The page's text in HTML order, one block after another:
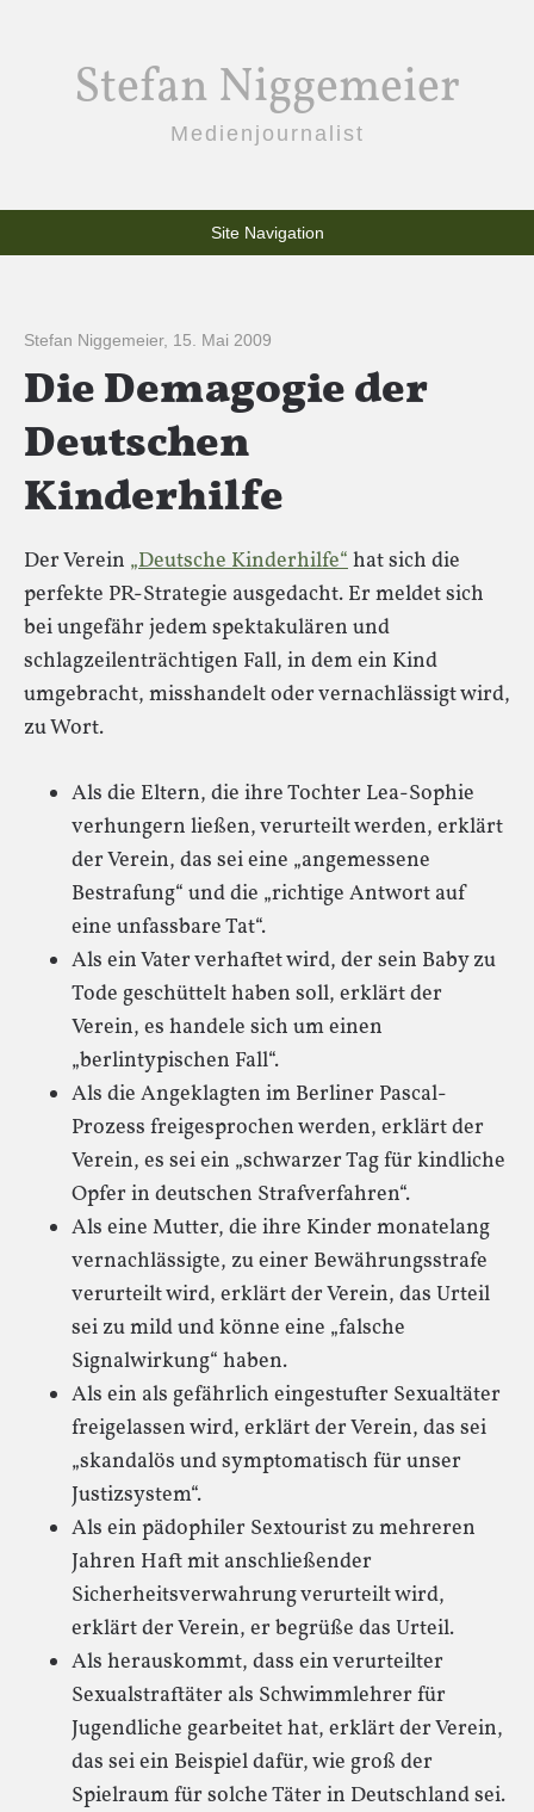
Stefan Niggemeier
Medienjournalist
Site Navigation
Stefan Niggemeier, 15. Mai 2009
Die Demagogie der
Deutschen
Kinderhilfe
Der Verein „Deutsche Kinderhilfe“hat sich die
perfekte PR-Strategie ausgedacht. Er meldet sich
bei ungefähr jedem spektakulären und
schlagzeilenträchtigen Fall, in dem ein Kind
umgebracht, misshandelt oder vernachlässigt wird,
zu Wort.
Als die Eltern, die ihre Tochter Lea-Sophie
verhungern ließen, verurteilt werden, erklärt
der Verein, das sei eine „angemessene
Bestrafung“ und die „richtige Antwort auf
eine unfassbare Tat“.
Als ein Vater verhaftet wird, der sein Baby zu
Tode geschüttelt haben soll, erklärt der
Verein, es handele sich um einen
„berlintypischen Fall“.
Als die Angeklagten im Berliner Pascal-
Prozess freigesprochen werden, erklärt der
Verein, es sei ein „schwarzer Tag für kindliche
Opfer in deutschen Strafverfahren“.
Als eine Mutter, die ihre Kinder monatelang
vernachlässigte, zu einer Bewährungsstrafe
verurteilt wird, erklärt der Verein, das Urteil
sei zu mild und könne eine „falsche
Signalwirkung“ haben.
Als ein als gefährlich eingestufter Sexualtäter
freigelassen wird, erklärt der Verein, das sei
„skandalös und symptomatisch für unser
Justizsystem“.
Als ein pädophiler Sextourist zu mehreren
Jahren Haft mit anschließender
Sicherheitsverwahrung verurteilt wird,
erklärt der Verein, er begrüße das Urteil.
Als herauskommt, dass ein verurteilter
Sexualstraftäter als Schwimmlehrer für
Jugendliche gearbeitet hat, erklärt der Verein,
das sei ein Beispiel dafür, wie groß der
Spielraum für solche Täter in Deutschland sei.